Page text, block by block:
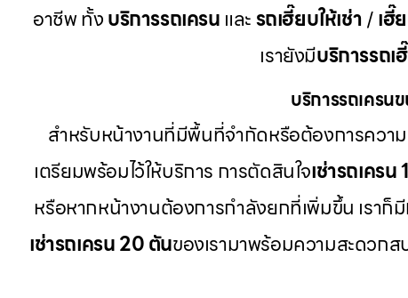
อาชีพ ทั้งบริการรถเครน และรถเฮี๊ยบให้เช่า/เฮี๊
เรายังมีบริการรถเ
บริการรถเครน
สำหรับหน้างานที่มีพื้นที่จำกัดหรือต้องการควา
เตรียมพร้อมไว้ให้บริการ การตัดสินใจเช่ารถเครน
หรือหากหน้างานต้องการกำลังยกที่เพิ่มขึ้น เราก็มี
เช่ารถเครน 20 ตันของเรามาพร้อมความสะดวกส